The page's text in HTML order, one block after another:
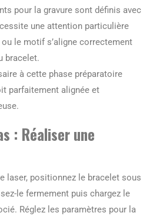
pour la gravure sont définis avec
une attention particulière
le motif s’aligne correctement
bracelet.
à cette phase préparatoire
parfaitement alignée et
: Réaliser une
laser, positionnez le bracelet sous
le fermement puis chargez le
Réglez les paramètres pour la